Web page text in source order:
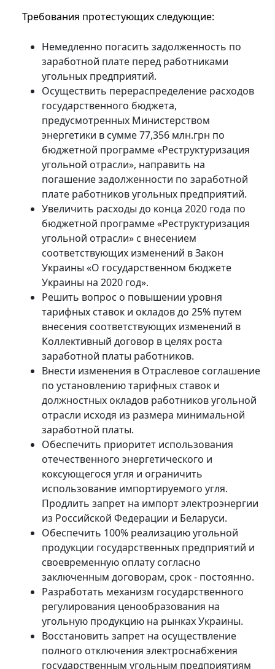
Требования протестующих следующие:
Немедленно погасить задолженность по
заработной плате перед работниками
угольных предприятий.
Осуществить перераспределение расходов
государственного бюджета,
предусмотренных Министерством
энергетики в сумме 77,356 млн.грн по
бюджетной программе «Реструктуризация
угольной отрасли», направить на
погашение задолженности по заработной
плате работников угольных предприятий.
Увеличить расходы до конца 2020 года по
бюджетной программе «Реструктуризация
угольной отрасли» с внесением
соответствующих изменений в Закон
Украины «О государственном бюджете
Украины на 2020 год».
Решить вопрос о повышении уровня
тарифных ставок и окладов до 25% путем
внесения соответствующих изменений в
Коллективный договор в целях роста
заработной платы работников.
Внести изменения в Отраслевое соглашение
по установлению тарифных ставок и
должностных окладов работников угольной
отрасли исходя из размера минимальной
заработной платы.
Обеспечить приоритет использования
отечественного энергетического и
коксующегося угля и ограничить
использование импортируемого угля.
Продлить запрет на импорт электроэнергии
из Российской Федерации и Беларуси.
Обеспечить 100% реализацию угольной
продукции государственных предприятий и
своевременную оплату согласно
заключенным договорам, срок - постоянно.
Разработать механизм государственного
регулирования ценообразования на
угольную продукцию на рынках Украины.
Восстановить запрет на осуществление
полного отключения электроснабжения
государственным угольным предприятиям